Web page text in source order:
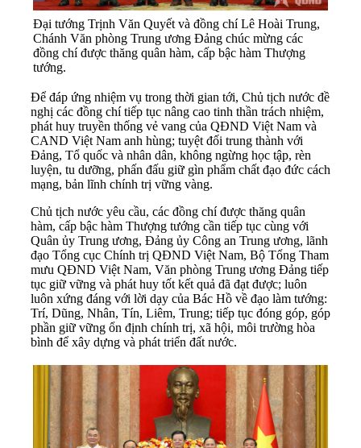
Đại tướng Trịnh Văn Quyết và đồng chí Lê Hoài Trung,
Chánh Văn phòng Trung ương Đảng chúc mừng các
đồng chí được thăng quân hàm, cấp bậc hàm Thượng
tướng.
Để đáp ứng nhiệm vụ trong thời gian tới, Chủ tịch nước đề
nghị các đồng chí tiếp tục nâng cao tinh thần trách nhiệm,
phát huy truyền thống vẻ vang của QĐND Việt Nam và
CAND Việt Nam anh hùng; tuyệt đối trung thành với
Đảng, Tổ quốc và nhân dân, không ngừng học tập, rèn
luyện, tu dưỡng, phấn đấu giữ gìn phẩm chất đạo đức cách
mạng, bản lĩnh chính trị vững vàng.
Chủ tịch nước yêu cầu, các đồng chí được thăng quân
hàm, cấp bậc hàm Thượng tướng cần tiếp tục cùng với
Quân ủy Trung ương, Đảng ủy Công an Trung ương, lãnh
đạo Tổng cục Chính trị QĐND Việt Nam, Bộ Tổng Tham
mưu QĐND Việt Nam, Văn phòng Trung ương Đảng tiếp
tục giữ vững và phát huy tốt kết quả đã đạt được; luôn
luôn xứng đáng với lời dạy của Bác Hồ về đạo làm tướng:
Trí, Dũng, Nhân, Tín, Liêm, Trung; tiếp tục đóng góp, góp
phần giữ vững ổn định chính trị, xã hội, môi trường hòa
bình để xây dựng và phát triển đất nước.